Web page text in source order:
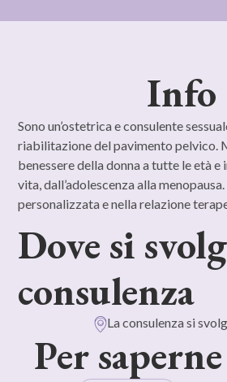
Info
Sono un’ostetrica e consulente
riabilitazione del pavimento pelvico.
benessere della donna a tutte le età
vita, dall’adolescenza alla
personalizzata e nella relazione
Dove si
consulenza
La consulenza si
Per